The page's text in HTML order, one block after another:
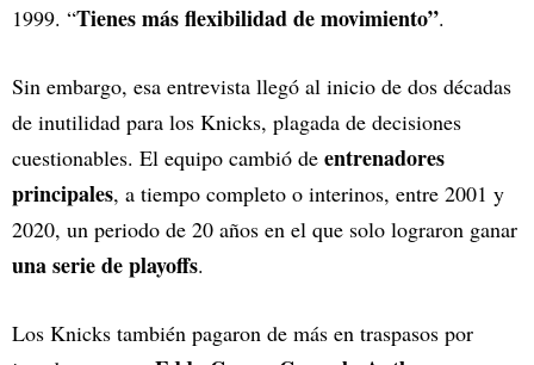
1999. “Tienes más flexibilidad de movimiento”.
Sin embargo, esa entrevista llegó al inicio de dos décadas
de inutilidad para los Knicks, plagada de decisiones
cuestionables. El equipo cambió de entrenadores
principales, a tiempo completo o interinos, entre 2001 y
2020, un periodo de 20 años en el que solo lograron ganar
una serie de playoffs.
Los Knicks también pagaron de más en traspasos por